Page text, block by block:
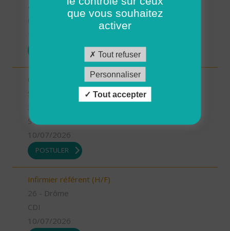
41 - Loir-et-Cher
Chargé.e de mission Qualité et développement -
Stage (H/F)
STAGE
10/07/2026
POSTULER
Infirmier référent (H/F)
26 - Drôme
CDI
10/07/2026
que vous souhaitez
activer
Tout refuser
Personnaliser
Tout accepter